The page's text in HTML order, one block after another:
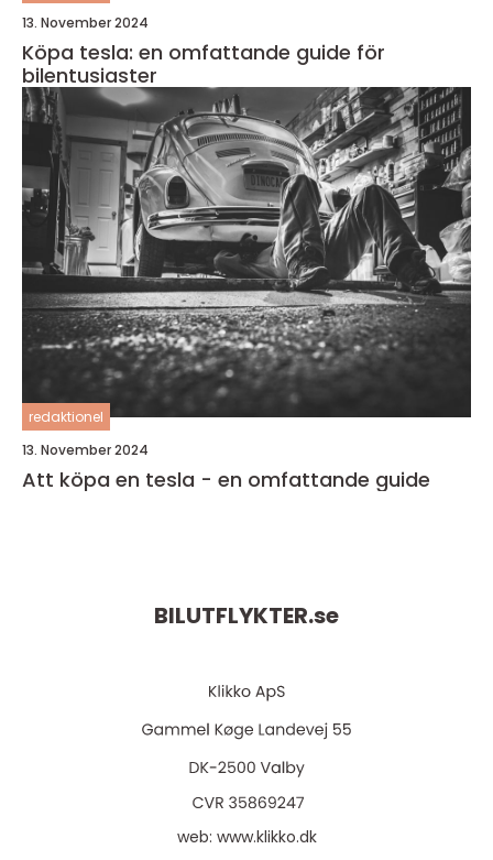
13. November 2024
Köpa tesla: en omfattande guide för
bilentusiaster
redaktionel
13. November 2024
Att köpa en tesla - en omfattande guide
BILUTFLYKTER.se
web: www.klikko.dk